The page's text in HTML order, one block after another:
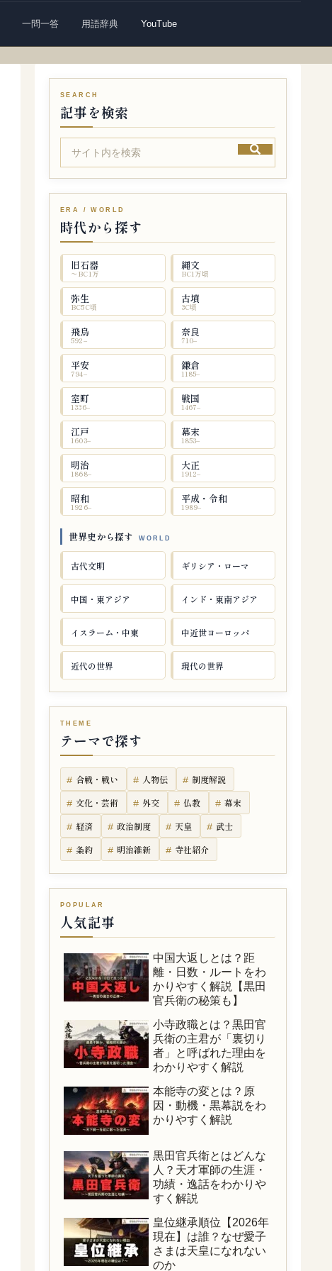
一問一答 用語辞典 YouTube
記事を検索
時代から探す
旧石器
〜BC1万
縄文
BC1万頃
弥生
BC5C頃
古墳
3C頃
飛鳥
592–
奈良
710–
平安
794–
鎌倉
1185–
室町
1336–
戦国
1467–
江戸
1603–
幕末
1853–
明治
1868–
大正
1912–
昭和
1926–
平成・令和
1989–
世界史から探す
古代文明 ギリシア・ローマ
中国・東アジア インド・東南アジア
イスラーム・中東 中近世ヨーロッパ
近代の世界 現代の世界
テーマで探す
合戦・戦い 人物伝
制度解説
文化・芸術
外交 仏教
幕末
経済
政治制度 天皇
武士
条約
明治維新 寺社紹介
人気記事
中国大返しとは？距
離・日数・ルートをわ
かりやすく解説【黒田
官兵衛の秘策も】
小寺政職とは？黒田官
兵衛の主君が「裏切り
者」と呼ばれた理由を
わかりやすく解説
本能寺の変とは？原
因・動機・黒幕説をわ
かりやすく解説
黒田官兵衛とはどんな
人？天才軍師の生涯・
功績・逸話をわかりや
すく解説
皇位継承順位【2026年
現在】は誰？なぜ愛子
さまは天皇になれない
のか